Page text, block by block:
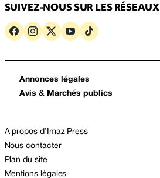
SUIVEZ-NOUS SUR LES RÉSEAUX
Annonces légales
Avis & Marchés publics
A propos d’Imaz Press
Nous contacter
Plan du site
Mentions légales